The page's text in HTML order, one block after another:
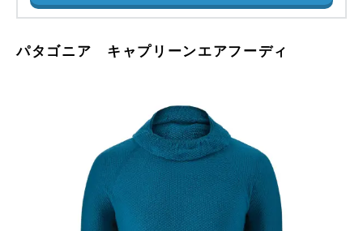
パタゴニア キャプリーンエアフーディ